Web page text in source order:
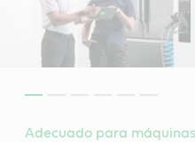
Adecuado para